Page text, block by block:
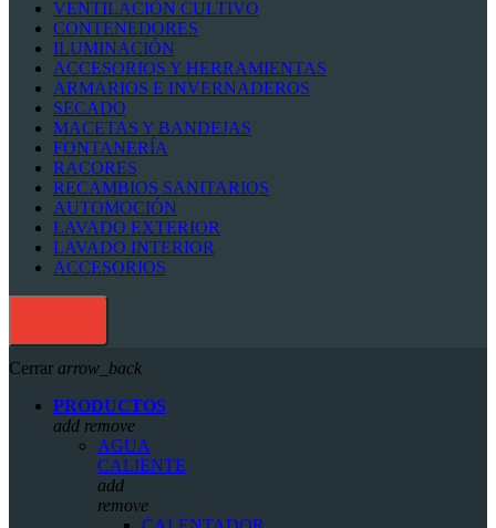
VENTILACIÓN CULTIVO
CONTENEDORES
ILUMINACIÓN
ACCESORIOS Y HERRAMIENTAS
ARMARIOS E INVERNADEROS
SECADO
MACETAS Y BANDEJAS
FONTANERÍA
RACORES
RECAMBIOS SANITARIOS
AUTOMOCIÓN
LAVADO EXTERIOR
LAVADO INTERIOR
ACCESORIOS
Cerrar arrow_back
PRODUCTOS
add remove
AGUA
CALIENTE
add
remove